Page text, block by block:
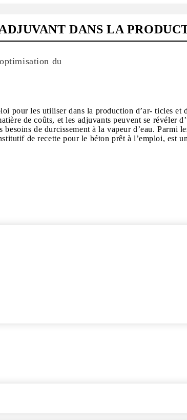
DANS LA
du
pour les utiliser dans la production d’ar- ticles et
de coûts, et les adjuvants peuvent se révéler
de durcissement à la vapeur d’eau. Parmi
de recette pour le béton prêt à l’emploi, est